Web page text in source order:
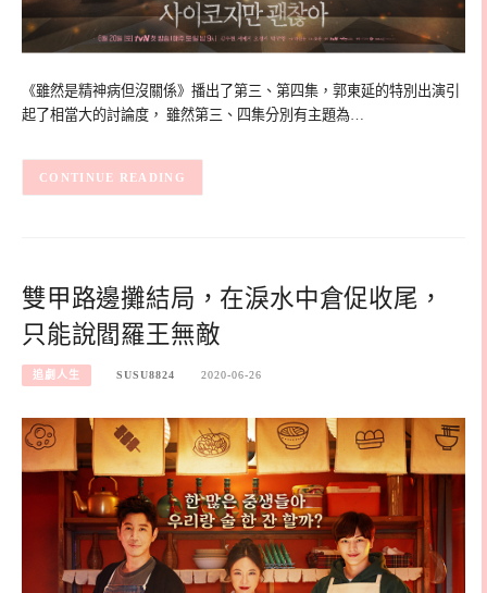
《雖然是精神病但沒關係》播出了第三、第四集，郭東延的特別出演引
起了相當大的討論度， 雖然第三、四集分別有主題為…
CONTINUE READING
雙甲路邊攤結局，在淚水中倉促收尾，
只能說閻羅王無敵
追劇人生 SUSU8824 2020-06-26